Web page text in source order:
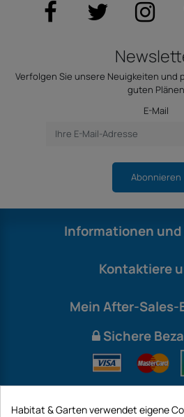
Verfolgen Sie unsere Neuigkeiten und
guten Plänen
E-Mail
Abonnieren
Informationen
Kontaktiere
Mein After-Sales-
Sichere
Habitat & Garten verwendet eigene